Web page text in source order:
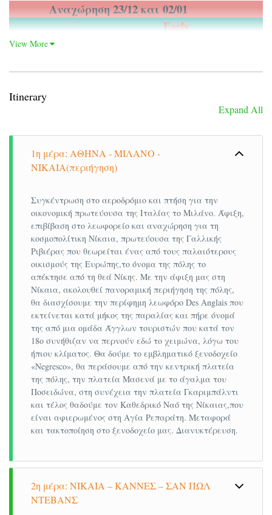
Αναχώρηση 23/12 και 02/01
Early
δωμάτιο
685€ 735€
Τιμή σε μονόκλινο δωμάτιο
Παιδικό
αεροδρομίων&ξενοδοχείων
Γένοβα, Τορίνο, Μιλάνο
Το πακέτο Νίκαια-Μόνακο-Τορίνο 6ημέρες
περιλαμβάνει:
Αεροπορικά εισιτήρια οικονομικής θέσης
Αθήνα – Μιλάνο – Αθήνα με την SkyExpress.
Πολυτελές κλιματιζόμενο πούλμαν του
γραφείου μας για τις μεταφορές και
μετακινήσεις σύμφωνα με το πρόγραμμα.
Διαμονή σε επιλεγμένακεντρικά
ξενοδοχεία(ΝiceRiviera 4*ήNHNice 4*,
StarhotelsMajestic 4*) ή παρόμοια.
Buffet breakfast daily.
Εκδρομές, περιηγήσεις, ξεναγήσεις, όπως
αναφέρονται στο αναλυτικό πρόγραμμα της
Experienced leader - escort of our office.
Liability insurance / professional liability.
Φ.Π.Α.
View More
Itinerary
Expand All
1η μέρα: ΑΘΗΝΑ - ΜΙΛΑΝΟ -
ΝΙΚΑΙΑ(περιήγηση)
Συγκέντρωση στο αεροδρόμιο και πτήση για την
οικονομική πρωτεύουσα της Ιταλίας το Μιλάνο. Άφιξη,
επιβίβαση στο λεωφορείο και αναχώρηση για τη
κοσμοπολίτικη Νίκαια, πρωτεύουσα της Γαλλικής
Ριβιέρας που θεωρείται ένας από τους παλαιότερους
οικισμούς της Ευρώπης,το όνομα της πόλης το
απέκτησε από τη θεά Νίκης. Με την άφιξη μας στη
Νίκαια, ακολουθεί πανοραμική περιήγηση της πόλης,
θα διασχίσουμε την περίφημη λεωφόρο Des Anglais που
εκτείνεται κατά μήκος της παραλίας και πήρε όνομά
της από μια ομάδα Άγγλων τουριστών που κατά τον
18ο συνήθιζαν να περνούν εδώ το χειμώνα, λόγω του
ήπιου κλίματος. Θα δούμε το εμβληματικό ξενοδοχείο
«Negresco», θα περάσουμε από την κεντρική πλατεία
της πόλης, την πλατεία Μασενά με το άγαλμα του
Ποσειδώνα, στη συνέχεια την πλατεία Γκαριμπάλντι
και τέλος θαδούμε τον Καθεδρικό Ναό της Νίκαιας,που
είναι αφιερωμένος στη Αγία Ρεπαράτη. Μεταφορά
και τακτοποίηση στο ξενοδοχείο μας. Διανυκτέρευση.
2η μέρα: ΝΙΚΑΙΑ – ΚΑΝΝΕΣ – ΣΑΝ ΠΩΛ
ΝΤΕΒΑΝΣ